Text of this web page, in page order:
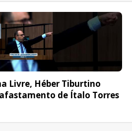
Livre, Héber Tiburtino
de Ítalo Torres